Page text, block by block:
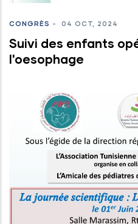
CONGRÈS - 04 OCT, 2024
Suivi des enfants
l'oesophage